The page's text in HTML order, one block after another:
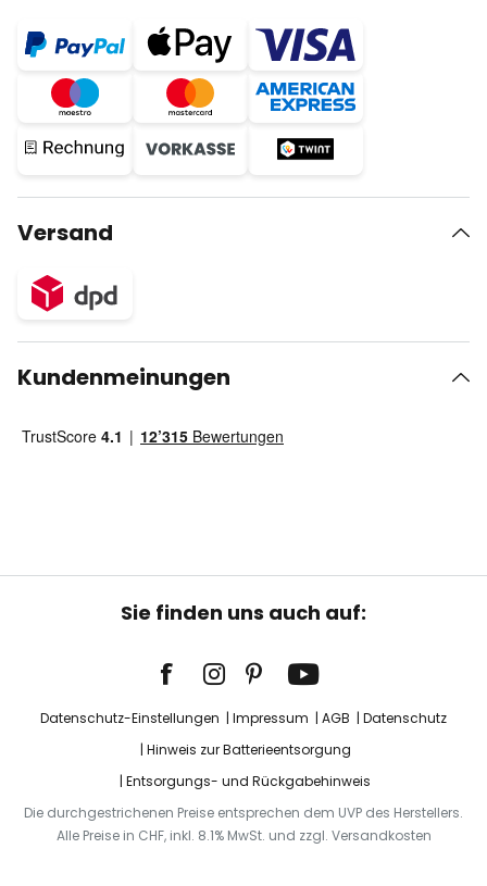
Versand
Kundenmeinungen
Sie finden uns auch auf:
Datenschutz-Einstellungen Impressum AGB
Datenschutz
Hinweis zur Batterieentsorgung
Entsorgungs- und Rückgabehinweis
Die durchgestrichenen Preise entsprechen dem UVP des Herstellers.
Alle Preise in CHF, inkl. 8.1% MwSt. und zzgl. Versandkosten